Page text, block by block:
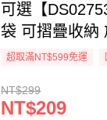
可選【
袋 可摺疊收納
超取滿NT$599免運
NT$299
NT$209